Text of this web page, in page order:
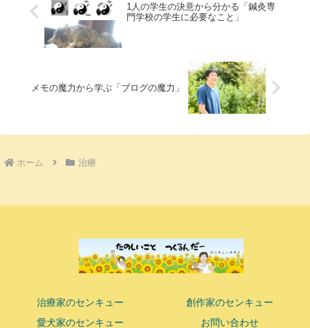
1人の学生の決意から分かる「鍼灸専
門学校の学生に必要なこと」
メモの魔力から学ぶ「ブログの魔力」
ホーム 治療
治療家のセンキュー
創作家のセンキュー
愛犬家のセンキュー
お問い合わせ